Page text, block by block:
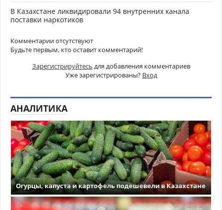
В Казахстане ликвидировали 94 внутренних канала
поставки наркотиков
Комментарии отсутствуют
Будьте первым, кто оставит комментарий!
Зарегистрируйтесь для добавления комментариев
Уже зарегистрированы? Вход
АНАЛИТИКА
Огурцы, капуста и картофель подешевели в Казахстане